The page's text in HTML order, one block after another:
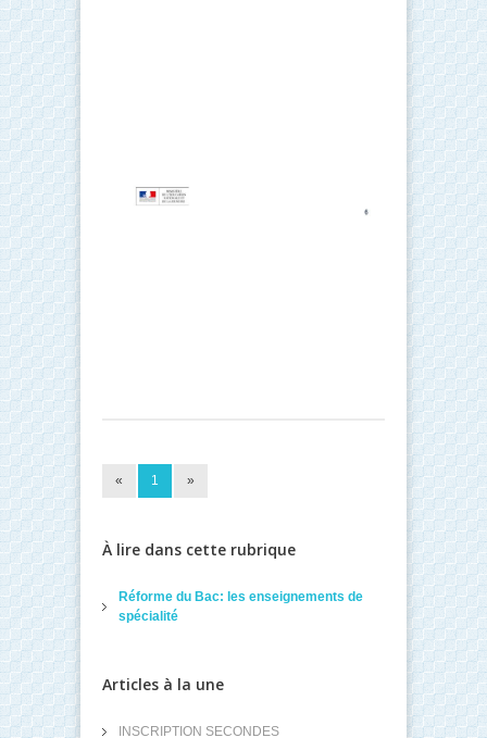
« 1 »
À lire dans cette rubrique
Réforme du Bac: les enseignements de
spécialité
Articles à la une
INSCRIPTION SECONDES